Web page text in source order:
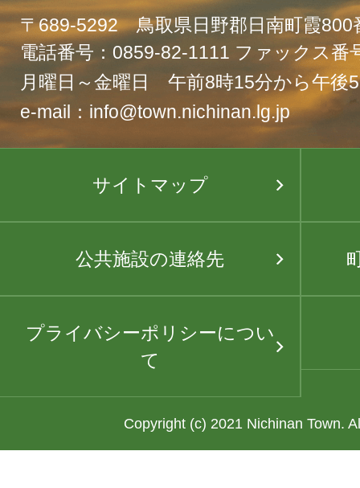
〒689-5292 鳥取県日野郡日南町霞800
電話番号：0859-82-1111 ファックス番
月曜日～金曜日 午前8時15分から午後
e-mail：info@town.nichinan.lg.jp
サイトマップ
公共施設の連絡先
プライバシーポリシーについ
て
Copyright (c) 2021 Nichinan Town.